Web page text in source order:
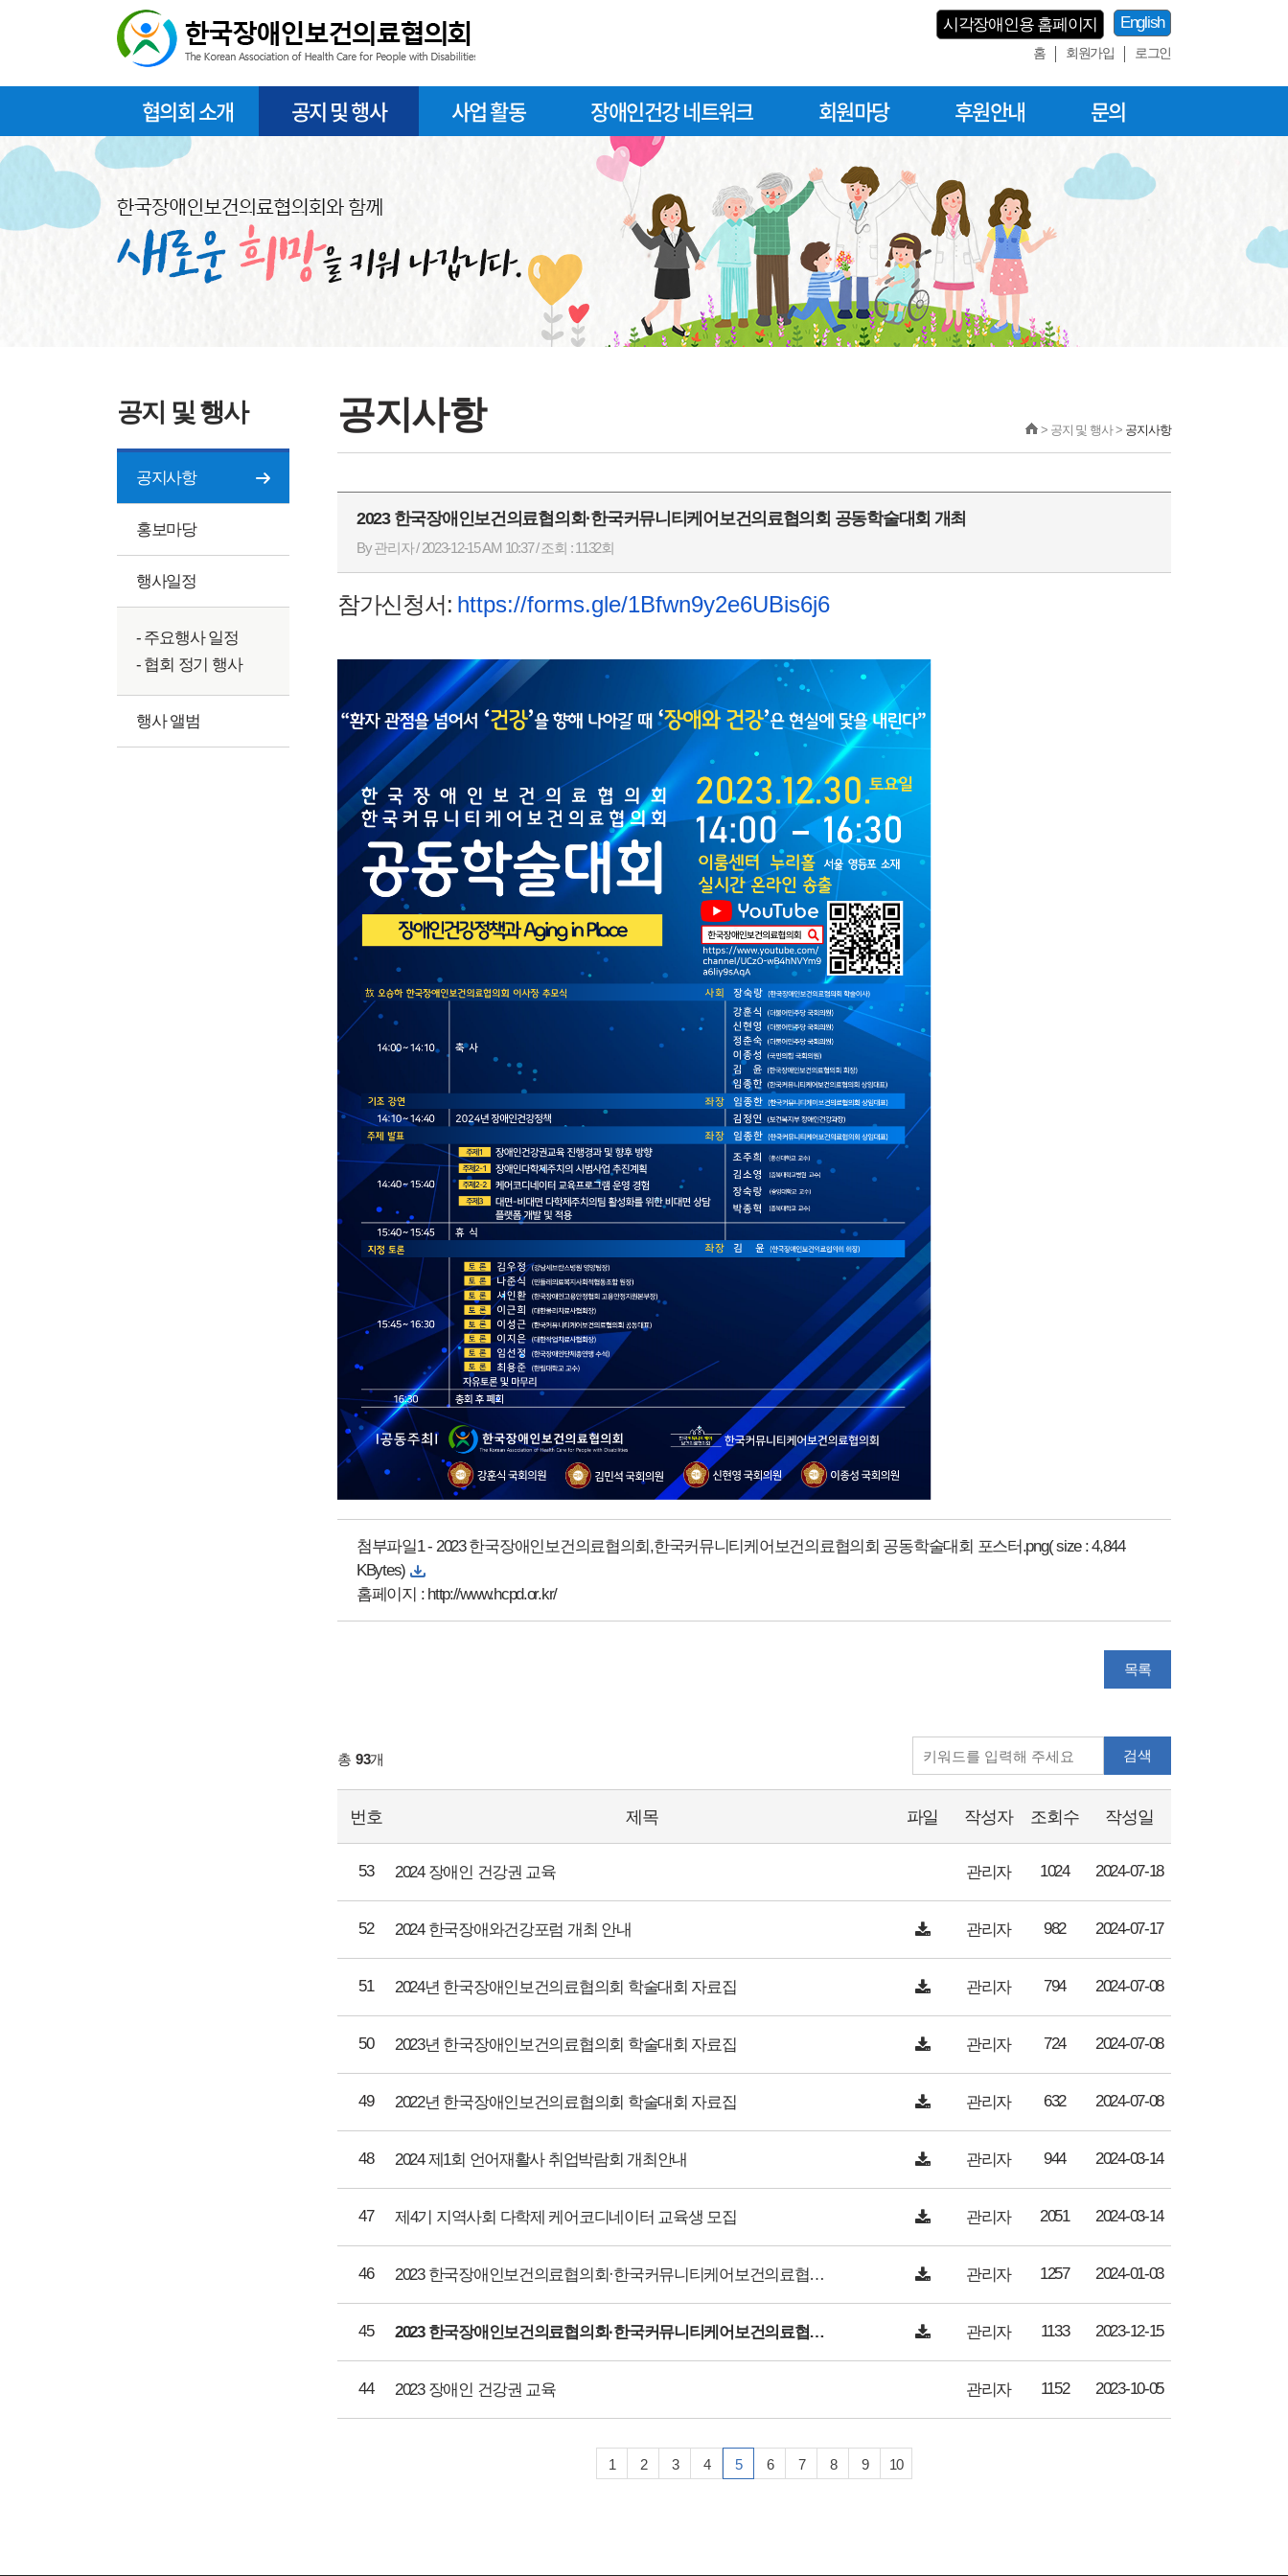
시각장애인용 홈페이지 English
홈 회원가입 로그인
협의회 소개 공지 및 행사 사업 활동 장애인건강 네트워크 회원마당 후원안내 문의
공지 및 행사
공지사항
홍보마당
행사일정
- 주요행사 일정
- 협회 정기 행사
행사 앨범
공지사항 > 공지 및 행사 > 공지사항
2023 한국장애인보건의료협의회·한국커뮤니티케어보건의료협의회 공동학술대회 개최
By 관리자 / 2023-12-15 AM 10:37 / 조회 : 1132회
참가신청서: https://forms.gle/1Bfwn9y2e6UBis6j6
첨부파일1 - 2023 한국장애인보건의료협의회,한국커뮤니티케어보건의료협의회 공동학술대회 포스터.png( size : 4,844
KBytes)
홈페이지 : http://www.hcpd.or.kr/
목록
검색
총 93개
번호 제목 파일 작성자 조회수 작성일
53 2024 장애인 건강권 교육 관리자 1024 2024-07-18
52 2024 한국장애와건강포럼 개최 안내 관리자 982 2024-07-17
51 2024년 한국장애인보건의료협의회 학술대회 자료집 관리자 794 2024-07-08
50 2023년 한국장애인보건의료협의회 학술대회 자료집 관리자 724 2024-07-08
49 2022년 한국장애인보건의료협의회 학술대회 자료집 관리자 632 2024-07-08
48 2024 제1회 언어재활사 취업박람회 개최안내 관리자 944 2024-03-14
47 제4기 지역사회 다학제 케어코디네이터 교육생 모집 관리자 2051 2024-03-14
46 2023 한국장애인보건의료협의회·한국커뮤니티케어보건의료협의회 공동학술대회 자료집 관리자 1257 2024-01-03
45 2023 한국장애인보건의료협의회·한국커뮤니티케어보건의료협의회 공동학술대회 개최 관리자 1133 2023-12-15
44 2023 장애인 건강권 교육 관리자 1152 2023-10-05
1 2 3 4 5 6 7 8 9 10